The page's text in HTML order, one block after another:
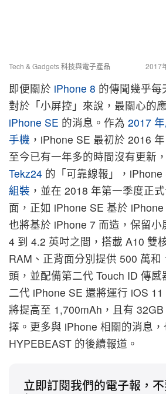
Tech & Gadgets 科技與電子產品 2017
即便關於 iPhone 8 的傳聞幾乎每
對於「小屏控」來說，最關心的
iPhone SE 的消息。作為 2017
手機 ，iPhone SE 最初於 2016
至今已有一年多的時間沒有更新
Tekz24 的「可靠線報」，
組裝 ，並在 2018 年第一季度正
面，正如 iPhone SE 基於
也將基於 iPhone 7 而造，保留小
4 到 4.2 英吋之間，搭載 A10 雙
RAM、正背面分別提供 500 萬和
頭，並配備第二代 Touch ID 傳
二代 iPhone SE 還將運行 iOS
將提高至 1,700mAh，且有
擇。更多與 iPhone 相關的消息
HYPEBEAST 的後續報道。
立即訂閱我們的電子報，